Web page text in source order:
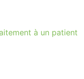
à un patient